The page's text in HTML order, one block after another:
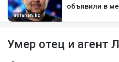
Умер отец и агент